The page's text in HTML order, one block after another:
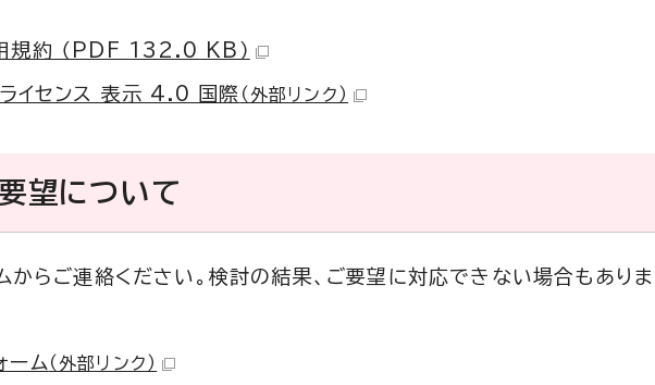
規約 （PDF 132.0 KB）
ライセンス 表示 4.0 国際 （外部リンク）
望について
からご連絡ください。検討の結果、ご要望に対応できない場合もありま
ーム （外部リンク）